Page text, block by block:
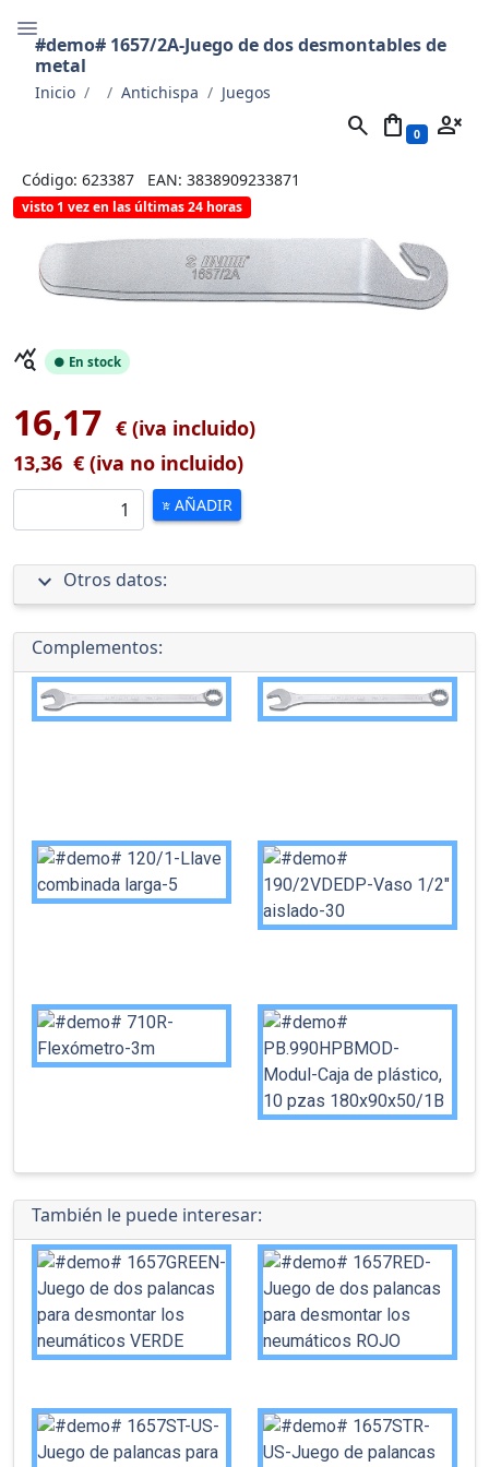
#demo# 1657/2A-Juego de dos desmontables de
metal
Inicio Antichispa Juegos
search shopping_bag 0 person_cancel
Código: 623387 EAN: 3838909233871
visto 1 vez en las últimas 24 horas
● En stock
query_stats
16,17 € (iva incluido)
13,36 € (iva no incluido)
add_shopping_cart AÑADIR
expand_more Otros datos:
Complementos:
También le puede interesar: